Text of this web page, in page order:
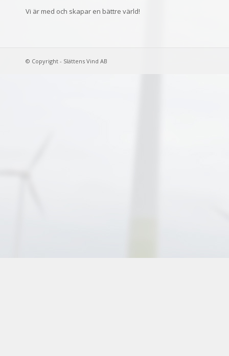
Vi är med och skapar en bättre värld!
© Copyright - Slättens Vind AB